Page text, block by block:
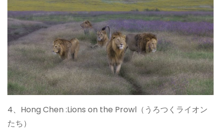
4、Hong Chen :Lions on the Prowl（うろつくライオン
たち）